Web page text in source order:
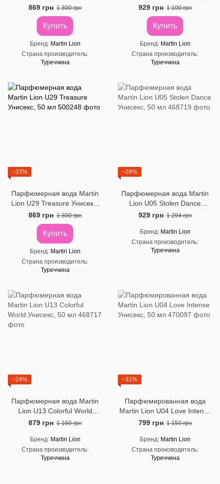
Унисекс, 50 мл
869 грн 1 300 грн
Купить
Бренд
Martin Lion
Страна производитель
Туреччина
Унисекс, 50 ​​мл
929 грн 1 100 грн
Купить
Бренд
Martin Lion
Страна производитель
Туреччина
−33%
Парфюмерная вода Martin
Lion U29 Treasure Унисекс,
50 ​​мл
869 грн 1 300 грн
Купить
Бренд
Martin Lion
Страна производитель
Туреччина
−28%
Парфюмерная вода Martin
Lion U05 Stolen Dance
Унисекс, 50 ​​мл
929 грн 1 294 грн
Бренд
Martin Lion
Страна производитель
Туреччина
−24%
Парфюмерная вода Martin
Lion U13 Colorful World
Унисекс, 50 ​​мл
879 грн 1 160 грн
Бренд
Martin Lion
Страна производитель
Туреччина
−31%
Парфюмированная вода
Martin Lion U04 Love Intense
Унисекс, 50 мл
799 грн 1 150 грн
Бренд
Martin Lion
Страна производитель
Туреччина